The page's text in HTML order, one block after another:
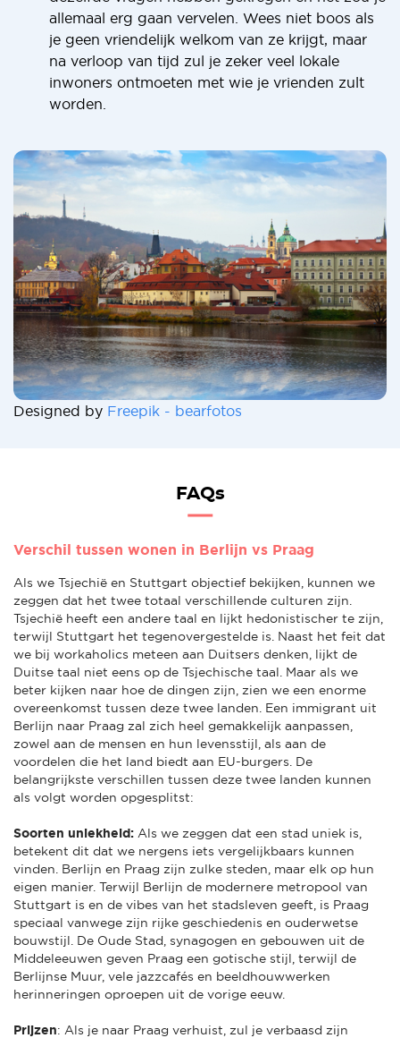
allemaal erg gaan vervelen. Wees niet boos als
je geen vriendelijk welkom van ze krijgt, maar
na verloop van tijd zul je zeker veel lokale
inwoners ontmoeten met wie je vrienden zult
worden.
Designed by Freepik - bearfotos
FAQs
Verschil tussen wonen in Berlijn vs Praag
Als we Tsjechië en Stuttgart objectief bekijken, kunnen we
zeggen dat het twee totaal verschillende culturen zijn.
Tsjechië heeft een andere taal en lijkt hedonistischer te zijn,
terwijl Stuttgart het tegenovergestelde is. Naast het feit dat
we bij workaholics meteen aan Duitsers denken, lijkt de
Duitse taal niet eens op de Tsjechische taal. Maar als we
beter kijken naar hoe de dingen zijn, zien we een enorme
overeenkomst tussen deze twee landen. Een immigrant uit
Berlijn naar Praag zal zich heel gemakkelijk aanpassen,
zowel aan de mensen en hun levensstijl, als aan de
voordelen die het land biedt aan EU-burgers. De
belangrijkste verschillen tussen deze twee landen kunnen
als volgt worden opgesplitst:
Soorten uniekheid: Als we zeggen dat een stad uniek is,
betekent dit dat we nergens iets vergelijkbaars kunnen
vinden. Berlijn en Praag zijn zulke steden, maar elk op hun
eigen manier. Terwijl Berlijn de modernere metropool van
Stuttgart is en de vibes van het stadsleven geeft, is Praag
speciaal vanwege zijn rijke geschiedenis en ouderwetse
bouwstijl. De Oude Stad, synagogen en gebouwen uit de
Middeleeuwen geven Praag een gotische stijl, terwijl de
Berlijnse Muur, vele jazzcafés en beeldhouwwerken
herinneringen oproepen uit de vorige eeuw.
Prijzen: Als je naar Praag verhuist, zul je verbaasd zijn